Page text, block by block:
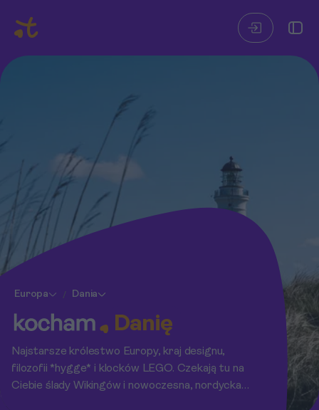
Europa / Dania
Danię
Najstarsze królestwo Europy, kraj designu,
filozofii *hygge* i klocków LEGO. Czekają tu na
Ciebie ślady Wikingów i nowoczesna, nordycka